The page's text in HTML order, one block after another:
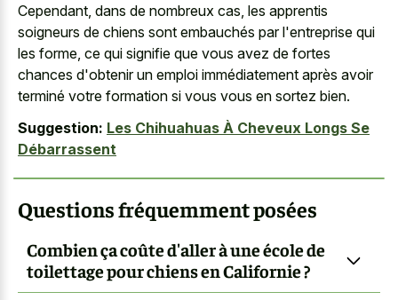
Cependant, dans de nombreux cas, les apprentis
soigneurs de chiens sont embauchés par l'entreprise qui
les forme, ce qui signifie que vous avez de fortes
chances d'obtenir un emploi immédiatement après avoir
terminé votre formation si vous vous en sortez bien.
Suggestion: Les Chihuahuas À Cheveux Longs Se
Débarrassent
Questions fréquemment posées
Combien ça coûte d'aller à une école de
toilettage pour chiens en Californie ?